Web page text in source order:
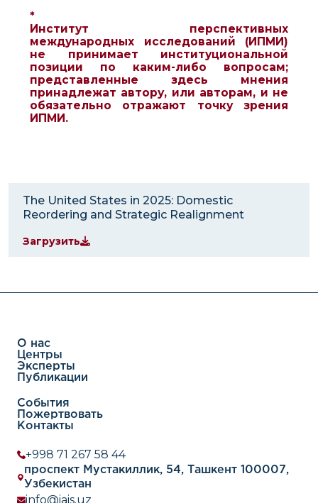
*
Институт перспективных
международных исследований (ИПМИ)
не принимает институциональной
позиции по каким-либо вопросам;
представленные здесь мнения
принадлежат автору, или авторам, и не
обязательно отражают точку зрения
ИПМИ.
The United States in 2025: Domestic
Reordering and Strategic Realignment
Загрузить
О нас
Центры
Эксперты
Публикации
События
Пожертвовать
Контакты
+998 71 267 58 44
проспект Мустакиллик, 54, Ташкент 100007,
Узбекистан
info@iais.uz